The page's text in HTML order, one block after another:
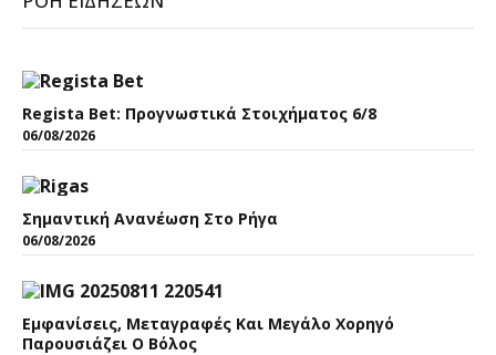
Regista Bet: Προγνωστικά Στοιχήματος 6/8
06/08/2026
Σημαντική Ανανέωση Στο Ρήγα
06/08/2026
Εμφανίσεις, Μεταγραφές Και Μεγάλο Χορηγό
Παρουσιάζει Ο Βόλος